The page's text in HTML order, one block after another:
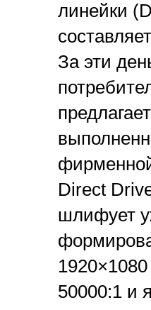
линейки
За эти
Direct
шлифует
50000:1 и